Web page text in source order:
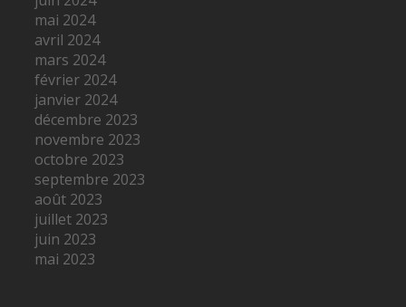
mai 2024
avril 2024
mars 2024
février 2024
janvier 2024
décembre 2023
novembre 2023
octobre 2023
septembre 2023
août 2023
juillet 2023
juin 2023
mai 2023